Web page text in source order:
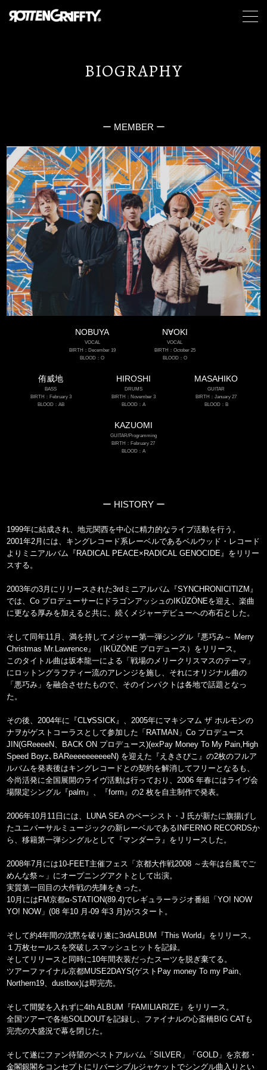
BIOGRAPHY
ー MEMBER ー
NOBUYA
VOCAL
BIRTH：December 19
BLOOD：O
N∀OKI
VOCAL
BIRTH：October 25
BLOOD：O
侑威地
BASS
BIRTH：February 3
BLOOD：AB
HIROSHI
DRUMS
BIRTH：November 3
BLOOD：A
MASAHIKO
GUITAR
BIRTH：January 27
BLOOD：B
KAZUOMI
GUITAR/Programming
BIRTH：February 27
BLOOD：A
ー HISTORY ー
1999年に結成され、地元関西を中心に精力的なライブ活動を行う。
2001年2月には、キングレコード系レーベルであるベルウッド・レコード
よりミニアルバム『RADICAL PEACE×RADICAL GENOCIDE』をリリー
スする。
2003年の3月にリリースされた3rdミニアルバム『SYNCHRONICITIZM』
では、Co プロデューサーにドラゴンアッシュのIKÜZÖNEを迎え、楽曲
に更なる厚みを加えると共に、続くメジャーデビューへの布石とした。
そして同年11月、満を持してメジャー第一弾シングル『悪巧み～ Merry
Christmas Mr.Lawrence』（IKÜZÖNE プロデュース）をリリース。
このタイトル曲は坂本龍一による「戦場のメリークリスマスのテーマ」
にロットングラフティー流のアレンジを施し、それにオリジナル曲の
「悪巧み」を融合させたもので、そのインパクトは各地で話題となっ
た。
その後、2004年に『CL∀SSICK』、2005年にマキシマム ザ ホルモンの
ナヲがゲストコーラスとして参加した「RATMAN」Co プロデュース
JIN(GReeeeN、BACK ON プロデュース)(exPay Money To My Pain,High
Speed Boyz､BAReeeeeeeeeeN) を迎えた『えきさぴこ』の2枚のフルア
ルバムを発表後はキングレコードとの契約を解消してフリーとなるも、
今尚活発に全国展開のライヴ活動は行っており、2006 年春にはライヴ会
場限定シングル『palm』、『form』の2 枚を自主制作で発表。
2006年10月11日には、LUNA SEA のベーシスト・J 氏が新たに旗揚げし
たユニバーサルミュージックの新レーベルであるINFERNO RECORDSか
ら、移籍第一弾シングルとして『マンダーラ』をリリースした。
2008年7月には10-FEET主催フェス「京都大作戦2008 ～去年は台風でご
めんな祭～」にオープニングアクトとして出演。
実質第一回目の大作戦の先陣をきった。
10月にはFM京都α-STATION(89.4)でレギュラーラジオ番組「YO! NOW
YO! NOW」(08 年10 月-09 年3 月)がスタート。
そして約4年間の沈黙を破り遂に3rdALBUM『This World』をリリース。
１万枚セールスを突破しスマッシュヒットを記録。
そしてリリースと同時に10年間衣装だったスーツを脱ぎ棄てる。
ツアーファイナル京都MUSE2DAYS(ゲストPay money To my Pain、
Northern19、dustbox)は即完売。
そして間髪を入れずに4th ALBUM『FAMILIARIZE』をリリース。
全国ツアーで各地SOLDOUTを記録し、ファイナルの心斎橋BIG CATも
完売の大盛況で幕を閉じた。
そして遂にファン待望のベストアルバム「SILVER」「GOLD」を京都・
金閣銀閣をコンセプトにリバーシブルジャケットでシングル曲入りとい